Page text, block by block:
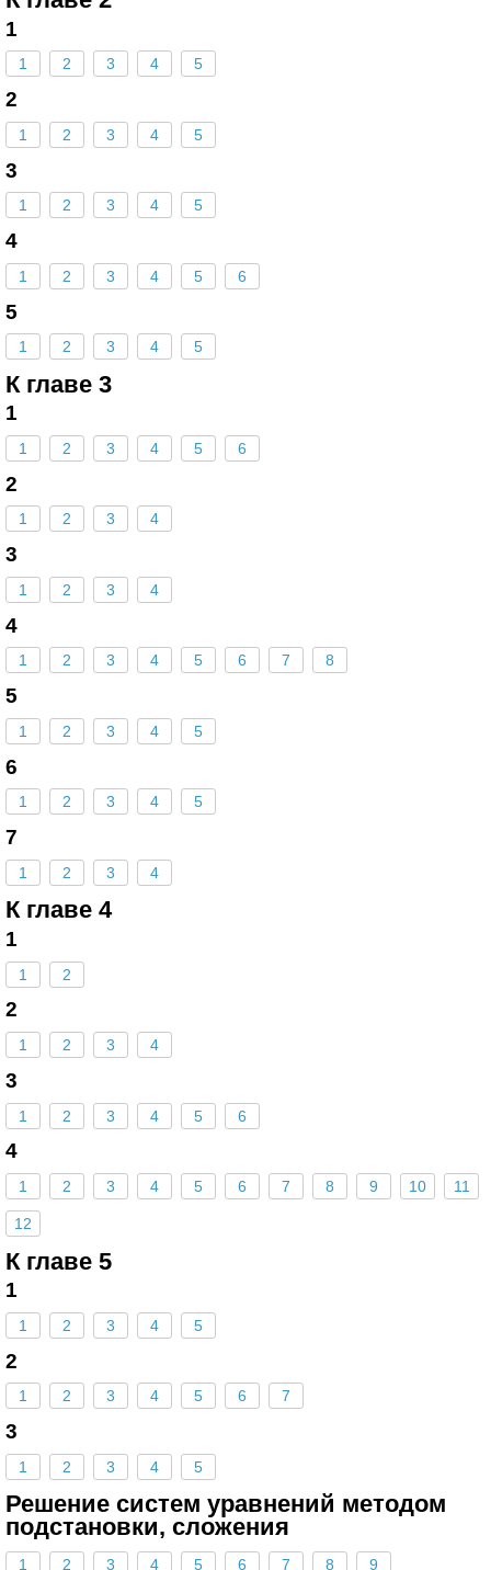
1
1 2 3 4 5
2
1 2 3 4 5
3
1 2 3 4 5
4
1 2 3 4 5 6
5
1 2 3 4 5
К главе 3
1
1 2 3 4 5 6
2
1 2 3 4
3
1 2 3 4
4
1 2 3 4 5 6 7 8
5
1 2 3 4 5
6
1 2 3 4 5
7
1 2 3 4
К главе 4
1
1 2
2
1 2 3 4
3
1 2 3 4 5 6
4
1 2 3 4 5 6 7 8 9 10 11
12
К главе 5
1
1 2 3 4 5
2
1 2 3 4 5 6 7
3
1 2 3 4 5
Решение систем уравнений методом
подстановки, сложения
1 2 3 4 5 6 7 8 9